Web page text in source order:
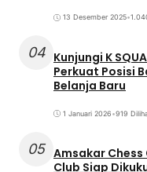
13 Desember 2025•
04 Kunjungi K
Perkuat Posisi
Belanja Baru
1 Januari 2026•919
05 Amsakar Chess
Club Siap